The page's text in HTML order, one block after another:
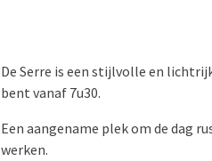
De Serre is een stijlvolle en
bent vanaf 7u30.
Een aangename plek om de dag
werken.